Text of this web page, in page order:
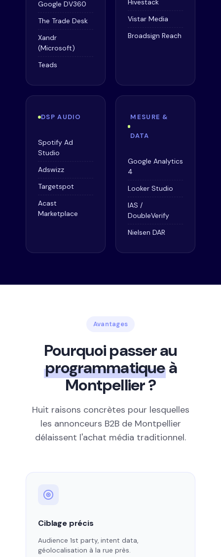
Google DV360
The Trade Desk
Xandr
(Microsoft)
Teads
Hivestack
Vistar Media
Broadsign Reach
DSP AUDIO
Spotify Ad
Studio
Adswizz
Targetspot
Acast
Marketplace
MESURE &
DATA
Google Analytics
4
Looker Studio
IAS /
DoubleVerify
Nielsen DAR
Avantages
Pourquoi passer au
programmatiqueà
Montpellier ?
Huit raisons concrètes pour lesquelles
les annonceurs B2B de Montpellier
délaissent l'achat média traditionnel.
Ciblage précis
Audience 1st party, intent data,
géolocalisation à la rue près.